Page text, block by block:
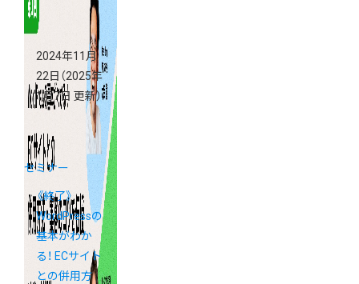
2024年11月
22日 （2025年
1月7日 更新）
セミナー
《終了》
WordPressの
基本がわか
る！ ECサイト
との併用方